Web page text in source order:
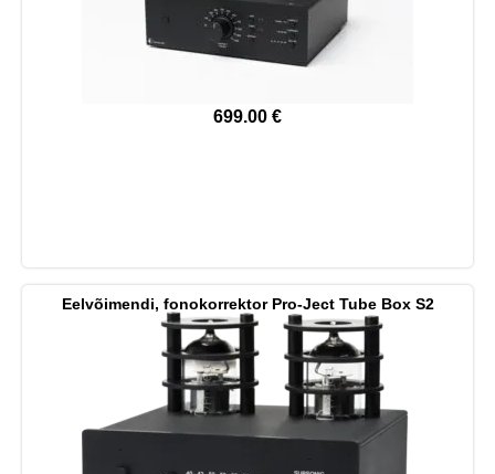
699.00 €
Eelvõimendi, fonokorrektor Pro-Ject Tube Box S2